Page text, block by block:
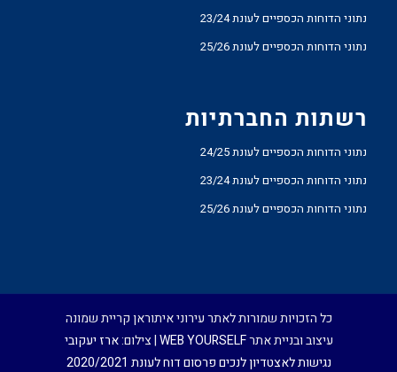
נתוני הדוחות הכספיים לעונת 23/24
נתוני הדוחות הכספיים לעונת 25/26
רשתות החברתיות
נתוני הדוחות הכספיים לעונת 24/25
נתוני הדוחות הכספיים לעונת 23/24
נתוני הדוחות הכספיים לעונת 25/26
כל הזכויות שמורות לאתר עירוני איתוראן קריית שמונה
עיצוב ובניית אתרWEB YOURSELF| צילום:ארז יעקובי
נגישות לאצטדיון לנכיםפרסום דוח לעונת 2020/2021